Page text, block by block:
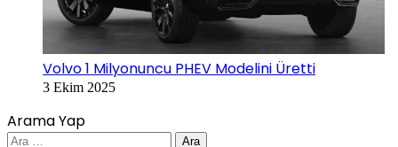
Volvo 1 Milyonuncu PHEV Modelini Üretti
3 Ekim 2025
Arama Yap
Arama: